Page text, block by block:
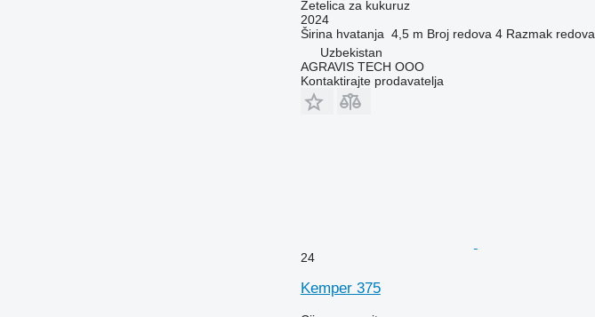
Žetelica za kukuruz
2024
Širina hvatanja 4,5 m Broj redova 4 Razmak redova
Uzbekistan
AGRAVIS TECH OOO
Kontaktirajte prodavatelja
24
Kemper 375